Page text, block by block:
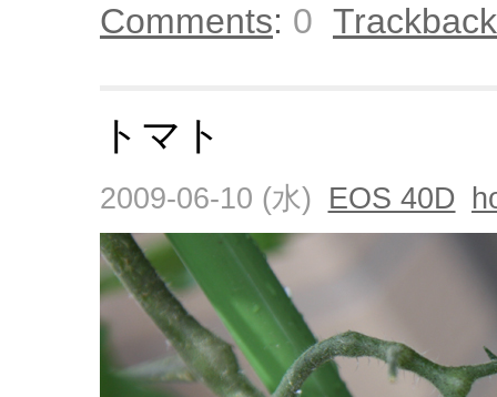
Comments: 0
トマト
2009-06-10 (水) EOS 40D